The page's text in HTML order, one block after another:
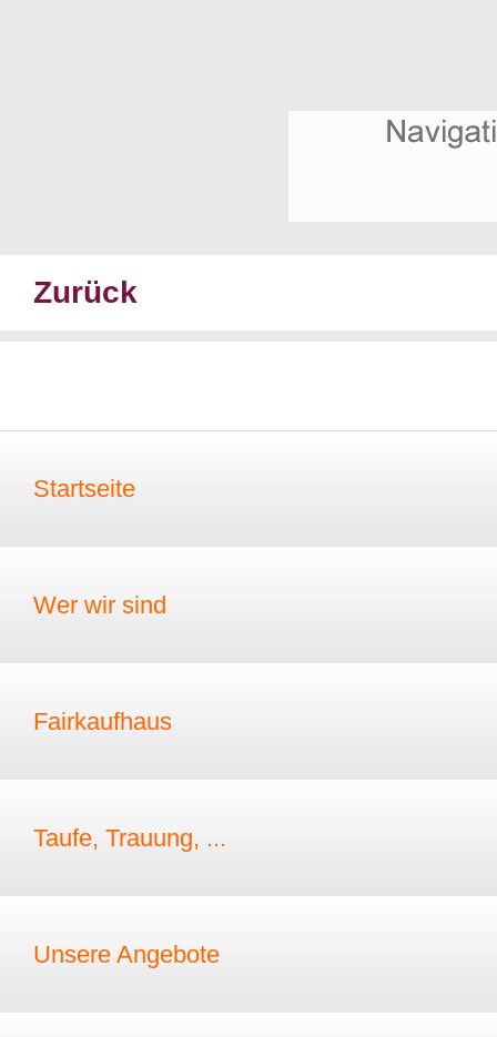
Zurück
Startseite
Wer wir sind
Fairkaufhaus
Taufe, Trauung, ...
Unsere Angebote